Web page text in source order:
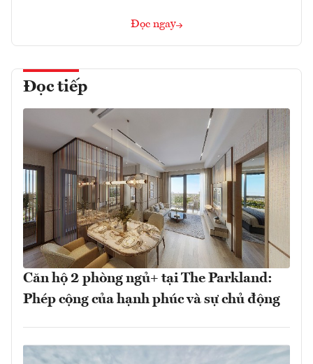
Đọc ngay
Đọc tiếp
Căn hộ 2 phòng ngủ+ tại The Parkland:
Phép cộng của hạnh phúc và sự chủ động